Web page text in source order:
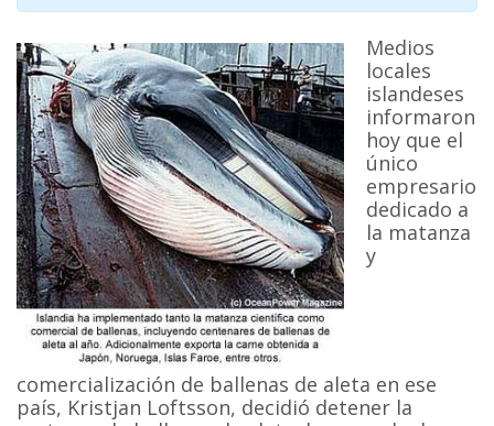
Medios
locales
islandeses
informaron
hoy que el
único
empresario
dedicado a
la matanza
y
comercialización de ballenas de aleta en ese
país, Kristjan Loftsson, decidió detener la